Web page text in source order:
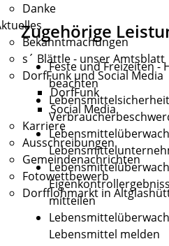
Danke
Bekanntmachungen
s´ Blättle - unser Amtsblatt
DorfFunk und Social Media
DorfFunk
Social Media
Karriere
Ausschreibungen
Gemeindenachrichten
Fotowettbewerb
Dorfflohmarkt in
Zugehörige
Feste und Freizeiten -
beachten
mitteilen
Lebensmittel melden